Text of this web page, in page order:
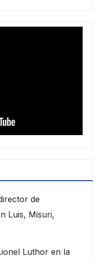
de
Luis, Misuri,
Luthor en la